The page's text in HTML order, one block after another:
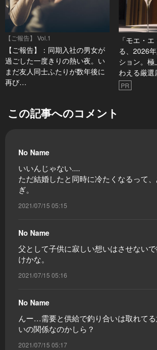
【ご報告】 Vol.1
【ご報告】：同期入社の男女が
過ごした一度きりの熱い夜。い
まだ友人同士ふたりが数年後に
再び…
「モエ・
る、2026
ション。
わえる厳選
PR
この記事へのコメント
No Name
いいんじゃない....
ただ結婚したと同時に冷たくなるって
ぎ。
2021/07/15 05:15
No Name
父として子供に寂しい想いはさせない
けかな。
2021/07/15 05:16
No Name
んー…需要と供給で釣り合いは取れて
いの関係なのかしら？
2021/07/15 05:17